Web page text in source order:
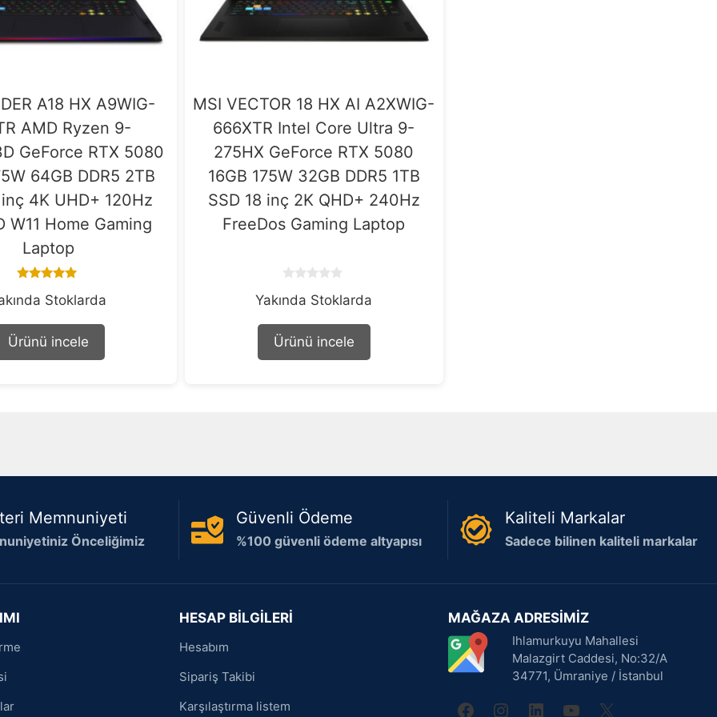
A18 HX A9WIG-
AMD Ryzen 9-
GeForce RTX 5080
64GB DDR5 2TB
4K UHD+ 120Hz
W11 Home Gaming
Laptop
out of 5Stoklarda
Ürünü incele
MSI VECTOR 18 HX AI A2XWIG-
666XTR Intel Core Ultra 9-
275HX GeForce RTX 5080
16GB 175W 32GB DDR5 1TB
SSD 18 inç 2K QHD+ 240Hz
FreeDos Gaming Laptop
o
t
f
Yakında Stoklarda
Ürünü incele
Memnuniyeti
Önceliğimiz
Güvenli Ödeme
%100 güvenli ödeme altyapısı
Kaliteli Markalar
Sadece bilinen kaliteli markalar
HESAP BİLGİLERİ
Hesabım
Sipariş Takibi
Karşılaştırma listem
MAĞAZA ADRESİMİZ
Ihlamurkuyu Mahallesi
Malazgirt Caddesi, No:32/A
34771, Ümraniye / İstanbul
facebook
instagram
linkedinyoutube
X